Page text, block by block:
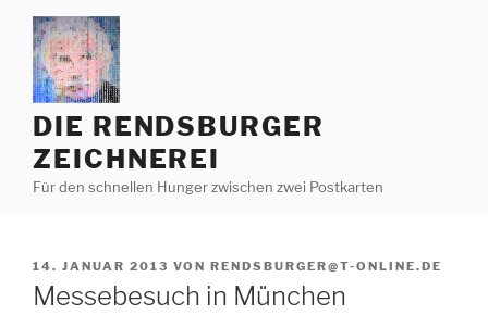
Zum
Inhalt
springen
DIE RENDSBURGER
ZEICHNEREI
Für den schnellen Hunger zwischen zwei Postkarten
VERÖFFENTLICHT
AM
14. JANUAR 2013 VON RENDSBURGER@T-ONLINE.DE
Messebesuch in München